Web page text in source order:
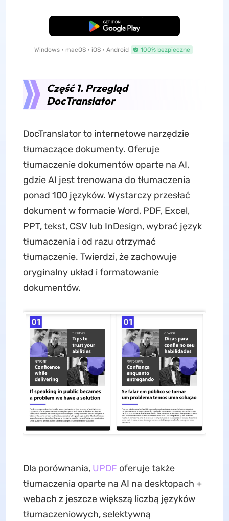
Pobierz za darmo
Windows • macOS • iOS • Android 100% bezpieczne
Część 1. Przegląd
DocTranslator
DocTranslator to internetowe narzędzie
tłumaczące dokumenty. Oferuje
tłumaczenie dokumentów oparte na AI,
gdzie AI jest trenowana do tłumaczenia
ponad 100 języków. Wystarczy przesłać
dokument w formacie Word, PDF, Excel,
PPT, tekst, CSV lub InDesign, wybrać język
tłumaczenia i od razu otrzymać
tłumaczenie. Twierdzi, że zachowuje
oryginalny układ i formatowanie
dokumentów.
Dla porównania, UPDF oferuje także
tłumaczenia oparte na AI na desktopach +
webach z jeszcze większą liczbą języków
tłumaczeniowych, selektywną